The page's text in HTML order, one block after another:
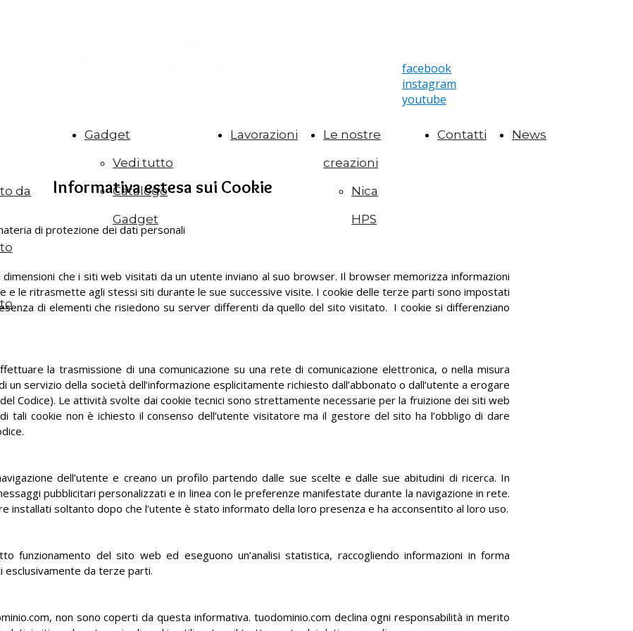
facebook
instagram
youtube
da
Gadget
Vedi tutto
Catalogo
Gadget
Lavorazioni
Le nostre
creazioni
Nica
HPS
Contatti News
Informativa estesa sui Cookie
di protezione dei dati personali
che i siti web visitati da un utente inviano al suo browser. Il browser memorizza informazioni
e le ritrasmette agli stessi siti durante le sue successive visite. I cookie delle terze parti sono impostati
di elementi che risiedono su server differenti da quello del sito visitato. I cookie si differenziano
la trasmissione di una comunicazione su una rete di comunicazione elettronica, o nella misura
servizio della società dell’informazione esplicitamente richiesto dall’abbonato o dall’utente a erogare
Codice). Le attività svolte dai cookie tecnici sono strettamente necessarie per la fruizione dei siti web
tali cookie non è ichiesto il consenso dell’utente visitatore ma il gestore del sito ha l’obbligo di dare
dell’utente e creano un profilo partendo dalle sue scelte e dalle sue abitudini di ricerca. In
pubblicitari personalizzati e in linea con le preferenze manifestate durante la navigazione in rete.
installati soltanto dopo che l’utente è stato informato della loro presenza e ha acconsentito al loro uso.
funzionamento del sito web ed eseguono un’analisi statistica, raccogliendo informazioni in forma
esclusivamente da terze parti.
non sono coperti da questa informativa. tuodominio.com declina ogni responsabilità in merito